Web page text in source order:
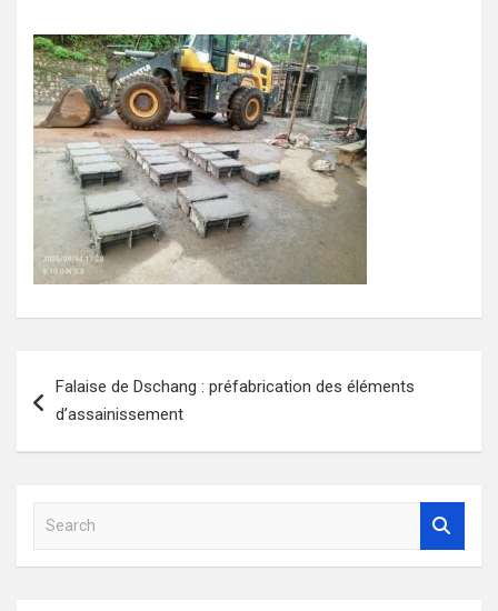
de
Falaise de Dschang : préfabrication des éléments
d’assainissement
a